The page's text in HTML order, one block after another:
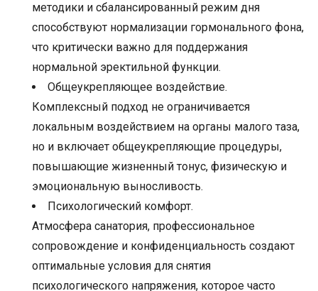
методики и сбалансированный режим дня
способствуют нормализации гормонального фона,
что критически важно для поддержания
нормальной эректильной функции.
Общеукрепляющее воздействие.
Комплексный подход не ограничивается
локальным воздействием на органы малого таза,
но и включает общеукрепляющие процедуры,
повышающие жизненный тонус, физическую и
эмоциональную выносливость.
Психологический комфорт.
Атмосфера санатория, профессиональное
сопровождение и конфиденциальность создают
оптимальные условия для снятия
психологического напряжения, которое часто